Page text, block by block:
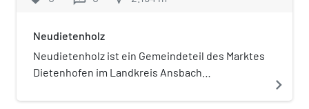
Neudietenholz
Neudietenholz ist ein Gemeindeteil des Marktes
Dietenhofen im Landkreis Ansbach
navigate_next